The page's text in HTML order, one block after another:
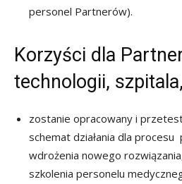
personel Partnerów).
Korzyści dla
technologii,
zostanie opracowany i
schemat działania dla
wdrożenia nowego
szkolenia personelu